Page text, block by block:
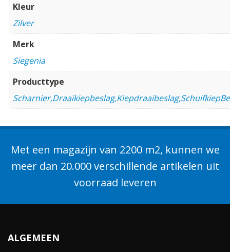
Kleur
Zilver
Merk
Siegenia
Producttype
Met een magazijn van 2200 m2, kunnen we
meer dan 20.000 verschillende artikelen uit
voorraad leveren
ALGEMEEN